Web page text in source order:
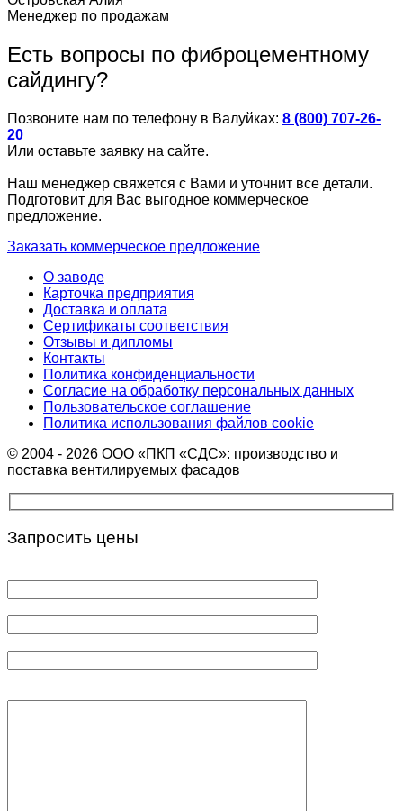
Менеджер по продажам
Есть вопросы по фиброцементному
сайдингу?
Позвоните нам по телефону в Валуйках: 8 (800) 707-26-
20
Или оставьте заявку на сайте.
Наш менеджер свяжется с Вами и уточнит все детали.
Подготовит для Вас выгодное коммерческое
предложение.
Заказать коммерческое предложение
О заводе
Карточка предприятия
Доставка и оплата
Сертификаты соответствия
Отзывы и дипломы
Контакты
Политика конфиденциальности
Согласие на обработку персональных данных
Пользовательское соглашение
Политика использования файлов cookie
© 2004 - 2026 ООО «ПКП «СДС»: производство и
поставка вентилируемых фасадов
Запросить цены